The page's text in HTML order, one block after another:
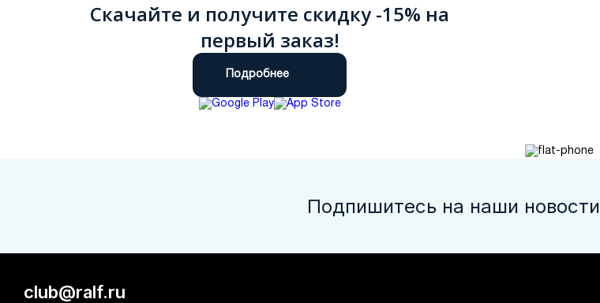
Скачайте и получите скидку -15% на
первый заказ!
Подробнее
Подпишитесь на наши новости
club@ralf.ru